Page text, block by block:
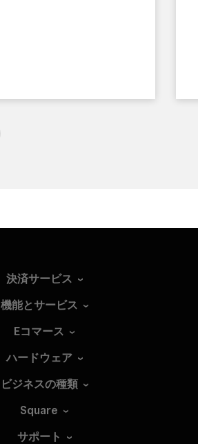
決済サービス
機能とサービス
Eコマース
ハードウェア
ビジネスの種類
Square
サポート